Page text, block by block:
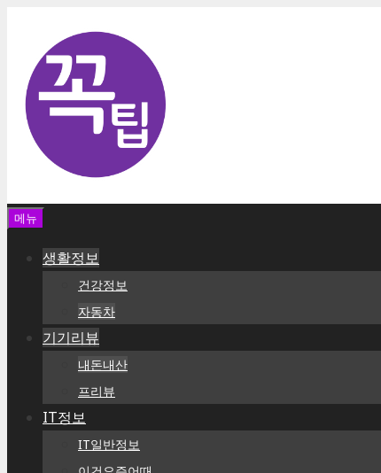
기
메뉴
생활정보
건강정보
자동차
기기리뷰
내돈내산
프리뷰
IT정보
IT일반정보